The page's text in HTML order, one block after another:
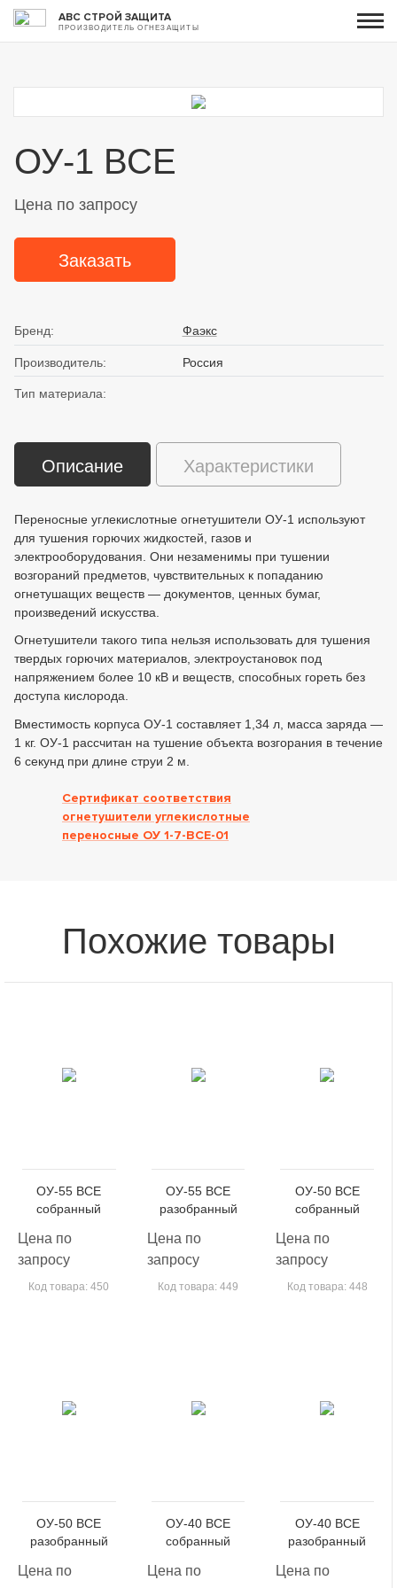
АВС СТРОЙ ЗАЩИТА
ПРОИЗВОДИТЕЛЬ ОГНЕЗАЩИТЫ
ОУ-1 ВСЕ
Цена по запросу
Заказать
Бренд: Фаэкс
Производитель: Россия
Тип материала:
Описание Характеристики
Переносные углекислотные огнетушители ОУ-1 используют
для тушения горючих жидкостей, газов и
электрооборудования. Они незаменимы при тушении
возгораний предметов, чувствительных к попаданию
огнетушащих веществ — документов, ценных бумаг,
произведений искусства.
Огнетушители такого типа нельзя использовать для тушения
твердых горючих материалов, электроустановок под
напряжением более 10 кВ и веществ, способных гореть без
доступа кислорода.
Вместимость корпуса ОУ-1 составляет 1,34 л, масса заряда —
1 кг. ОУ-1 рассчитан на тушение объекта возгорания в течение
6 секунд при длине струи 2 м.
Сертификат соответствия
огнетушители углекислотные
переносные ОУ 1-7-ВСЕ-01
Похожие товары
ОУ-55 ВСЕ
собранный
Цена по
запросу
Код товара: 450
ОУ-55 ВСЕ
разобранный
Цена по
запросу
Код товара: 449
ОУ-50 ВСЕ
собранный
Цена по
запросу
Код товара: 448
ОУ-50 ВСЕ
разобранный
Цена по
ОУ-40 ВСЕ
собранный
Цена по
ОУ-40 ВСЕ
разобранный
Цена по